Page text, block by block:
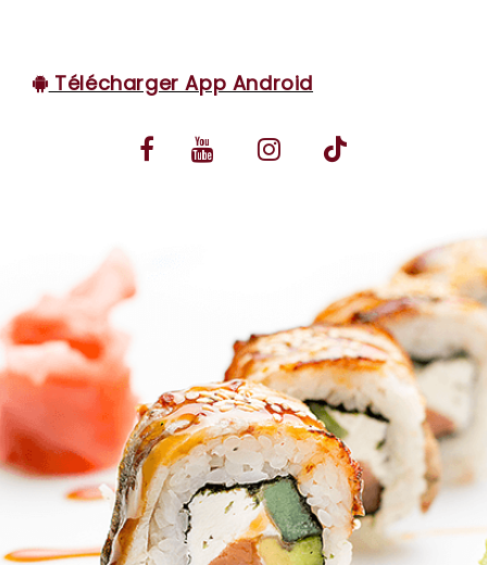
VOS AVIS
MENTIONS LÉGALES
Télécharger App Android